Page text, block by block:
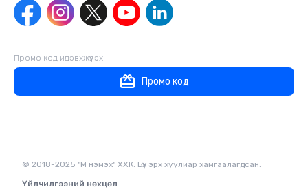
Промо код идэвхжүүлэх
Промо код
© 2018-2025 "М нэмэх" ХХК. Бүх эрх хуулиар хамгаалагдсан.
Үйлчилгээний нөхцөл